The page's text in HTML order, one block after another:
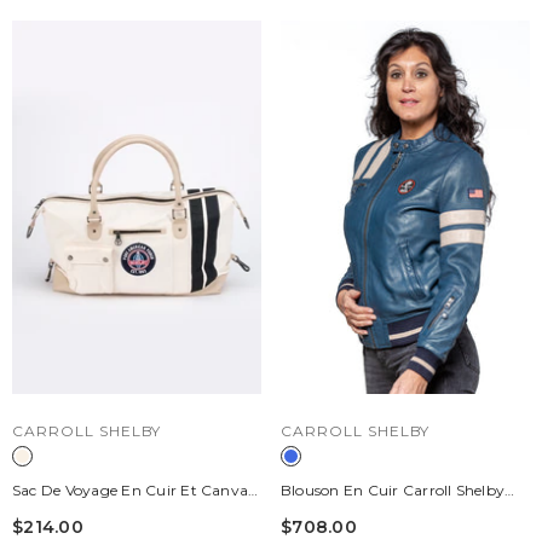
DISTRIBUTEUR :
CARROLL SHELBY
Sac De Voyage En Cuir Et Canvas
Carroll Shelby V67 48h Écru
$214.00
DISTRIBUTEUR :
CARROLL SHELBY
Blouson En Cuir Carroll Shelby
Modèle "Cobra Women" Bleu
$708.00